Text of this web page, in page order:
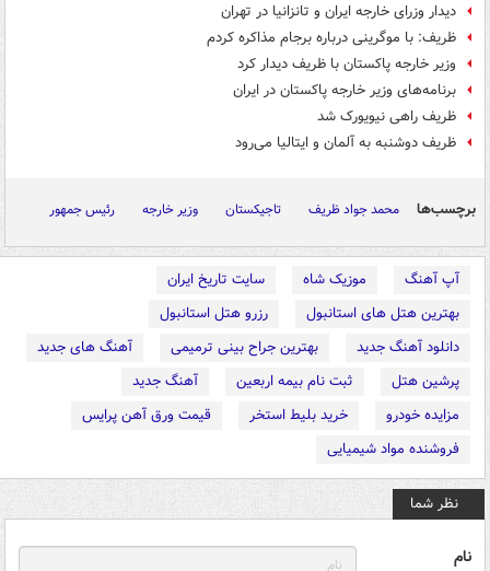
دیدار وزرای خارجه ایران و تانزانیا در تهران
ظریف: با موگرینی درباره برجام مذاکره کردم
وزیر خارجه پاکستان با ظریف دیدار کرد
برنامه‌های وزیر خارجه پاکستان در ایران
ظریف راهی نیویورک شد
ظریف دوشنبه به آلمان و ایتالیا می‌رود
برچسب‌ها محمد جواد ظریف تاجیکستان وزیر خارجه رئیس جمهور
آپ آهنگ موزیک شاه
سایت تاریخ ایران
بهترین هتل های استانبول
رزرو هتل استانبول
دانلود آهنگ جدید
بهترین جراح بینی ترمیمی
آهنگ های جدید
پرشین هتل
ثبت نام بیمه اربعین
آهنگ جدید
مزایده خودرو
خرید بلیط استخر
قیمت ورق آهن پرایس
فروشنده مواد شیمیایی
نظر شما
نام